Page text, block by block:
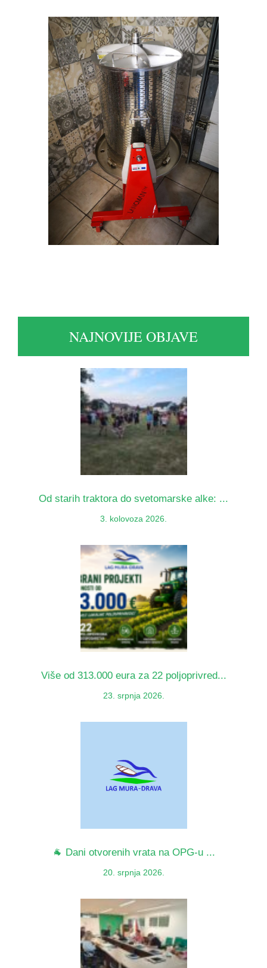
NAJNOVIJE OBJAVE
Od starih traktora do svetomarske alke: ...
3. kolovoza 2026.
Više od 313.000 eura za 22 poljoprivred...
23. srpnja 2026.
🐐 Dani otvorenih vrata na OPG-u ...
20. srpnja 2026.